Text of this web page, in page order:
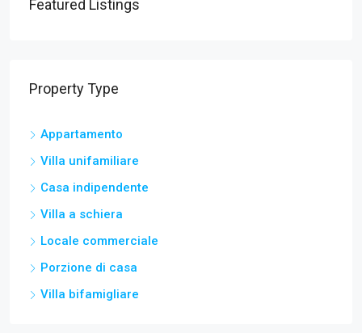
Featured Listings
Property Type
Appartamento
Villa unifamiliare
Casa indipendente
Villa a schiera
Locale commerciale
Porzione di casa
Villa bifamigliare